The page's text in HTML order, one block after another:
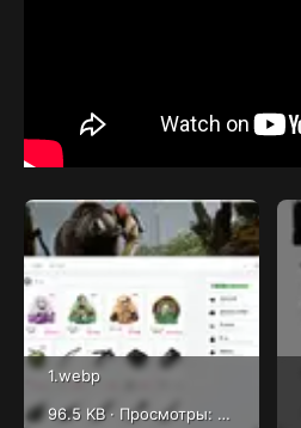
1.webp
96.5 KB · Просмотры: 752